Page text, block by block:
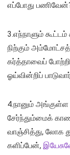
எப்போது
3.எந்நாளும் கூட்டம்
நிற்கும்
கர்த்தாவைப்
ஓய்வின்றிப்
4.நானும் அங்குள்ள
சேர்ந்தும்மைக்
வாஞ்சித்து, லோக
களிப்பேன்,